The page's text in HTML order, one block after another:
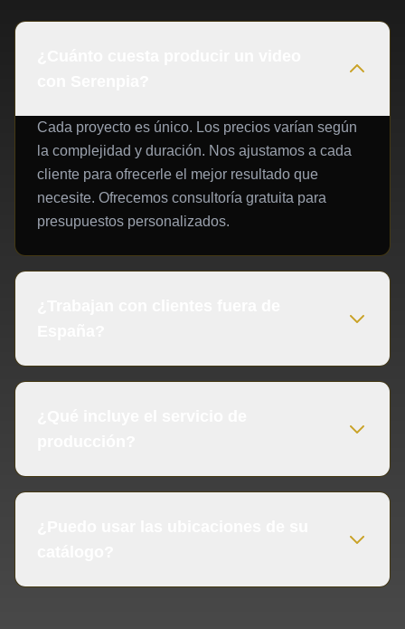
Cada proyecto es único. Los precios varían según
la complejidad y duración. Nos ajustamos a cada
cliente para ofrecerle el mejor resultado que
necesite. Ofrecemos consultoría gratuita para
presupuestos personalizados.